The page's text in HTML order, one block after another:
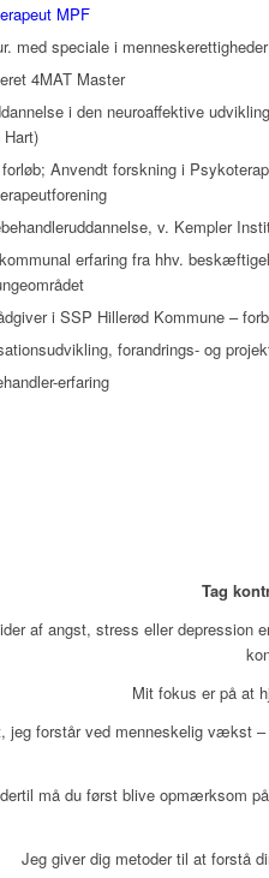
MPF
med speciale i menneskerettigheder
4MAT Master
i den neuroaffektive
Hart)
forløb; Anvendt forskning i
v. Kempler
erfaring fra hhv.
i SSP Hillerød Kommune –
forandrings- og
erfaring
Tag
af angst, stress eller depression
Mit fokus er på at
jeg forstår ved menneskelig vækst
må du først blive opmærksom
Jeg giver dig metoder til at forstå